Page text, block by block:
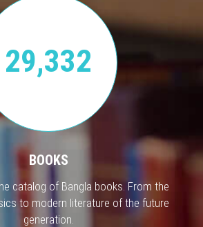
29,332
BOOKS
catalog of Bangla books. From the
to modern literature of the future
generation.